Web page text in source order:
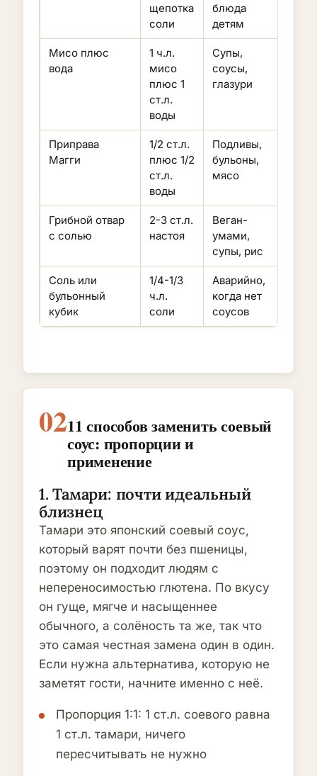
щепотка
соли
блюда
детям
Мисо плюс
вода
1 ч.л.
мисо
плюс 1
ст.л.
воды
Супы,
соусы,
глазури
Приправа
Магги
1/2 ст.л.
плюс 1/2
ст.л.
воды
Подливы,
бульоны,
мясо
Грибной отвар
с солью
2-3 ст.л.
настоя
Веган-
умами,
супы, рис
Соль или
бульонный
кубик
1/4-1/3
ч.л.
соли
Аварийно,
когда нет
соусов
0211 способов заменить соевый
соус: пропорции и
применение
1. Тамари: почти идеальный
близнец
Тамари это японский соевый соус,
который варят почти без пшеницы,
поэтому он подходит людям с
непереносимостью глютена. По вкусу
он гуще, мягче и насыщеннее
обычного, а солёность та же, так что
это самая честная замена один в один.
Если нужна альтернатива, которую не
заметят гости, начните именно с неё.
Пропорция 1:1: 1 ст.л. соевого равна
1 ст.л. тамари, ничего
пересчитывать не нужно